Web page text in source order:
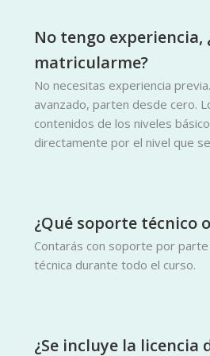
No tengo experiencia,
matricularme?
No necesitas experiencia
avanzado, parten desde cero.
contenidos de los niveles
directamente por el nivel que
¿Qué soporte técnico
Contarás con soporte por
técnica durante todo el curso.
¿Se incluye la licencia